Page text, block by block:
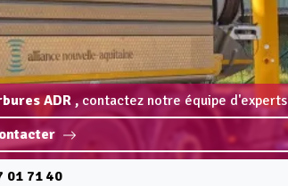
ADR ,contactez notre équipe
01 71 40